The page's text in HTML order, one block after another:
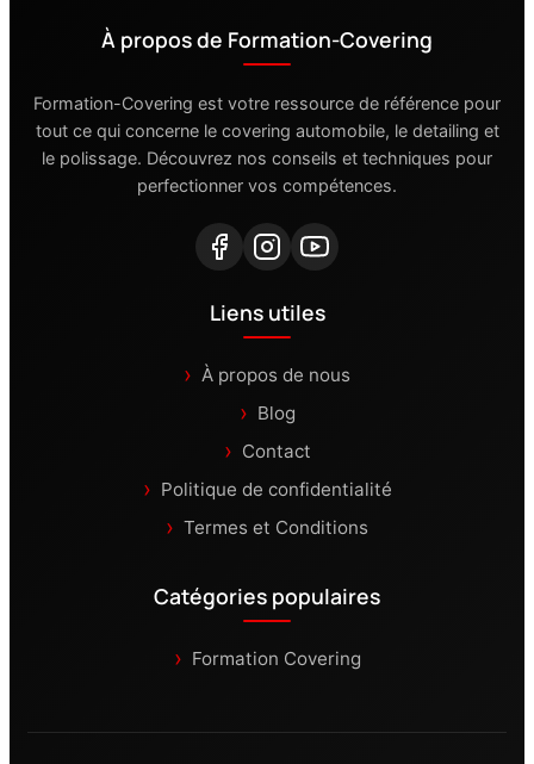
À propos de Formation-Covering
Formation-Covering est votre ressource de référence pour
tout ce qui concerne le covering automobile, le detailing et
le polissage. Découvrez nos conseils et techniques pour
perfectionner vos compétences.
Liens utiles
À propos de nous
Blog
Contact
Politique de confidentialité
Termes et Conditions
Catégories populaires
Formation Covering